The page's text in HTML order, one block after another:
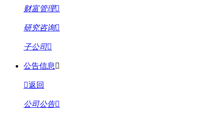
财富管理
研究咨询
子公司
公告信息
返回
公司公告